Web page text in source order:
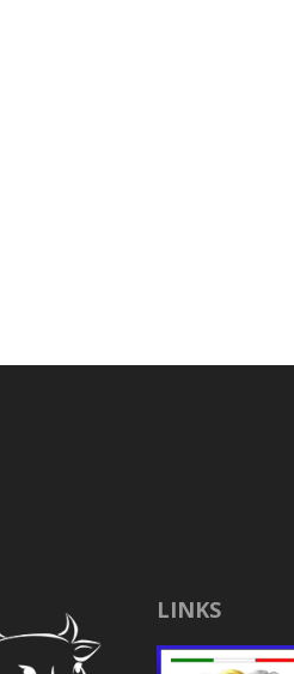
LINKS